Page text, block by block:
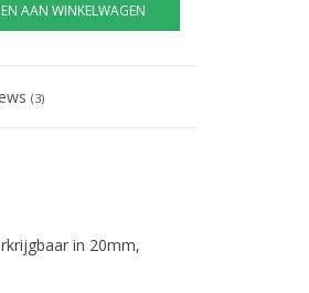
AAN WINKELWAGEN
(3)
in 20mm,